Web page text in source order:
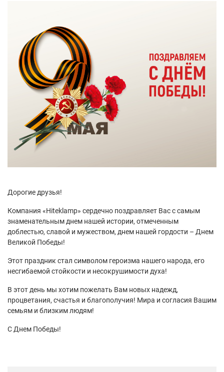
Дорогие друзья!
Компания «Hiteklamp» сердечно поздравляет Вас с самым
знаменательным днем нашей истории, отмеченным
доблестью, славой и мужеством, днем нашей гордости – Днем
Великой Победы!
Этот праздник стал символом героизма нашего народа, его
несгибаемой стойкости и несокрушимости духа!
В этот день мы хотим пожелать Вам новых надежд,
процветания, счастья и благополучия! Мира и согласия Вашим
семьям и близким людям!
С Днем Победы!